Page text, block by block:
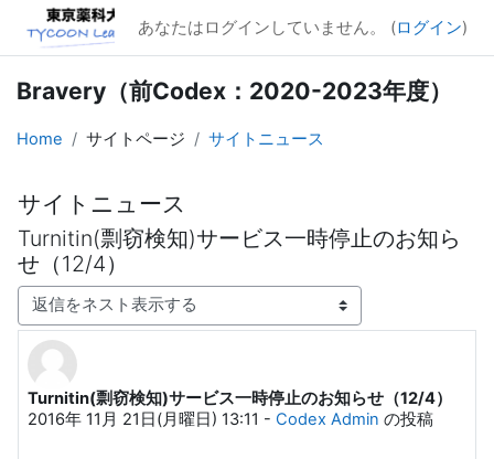
メインコンテンツへスキップする
あなたはログインしていません。 (ログイン)
Bravery（前Codex：2020-2023年度）
Home サイトページ サイトニュース
サイトニュース
Turnitin(剽窃検知)サービス一時停止のお知ら
せ（12/4）
表示モード
Turnitin(剽窃検知)サービス一時停止のお知らせ（12/4）
2016年 11月 21日(月曜日) 13:11 - Codex Admin の投稿
返信数: 0